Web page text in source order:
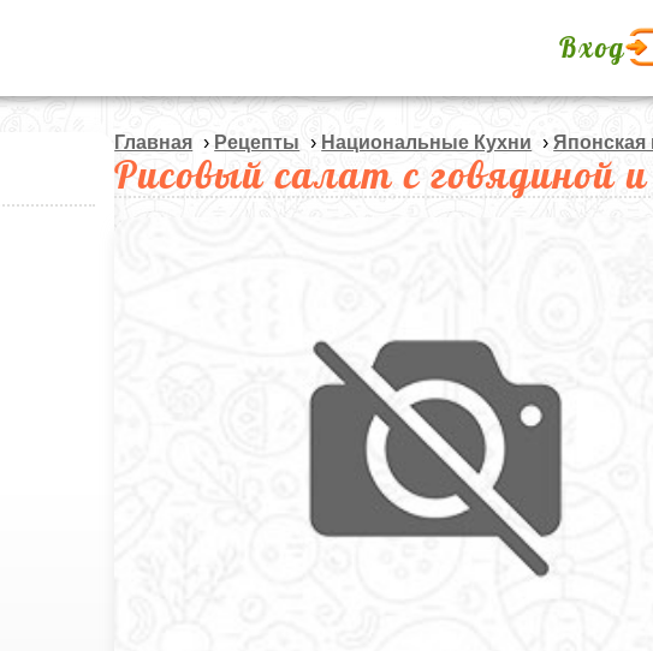
Вход
Главная › Рецепты › Национальные Кухни ›Японская
Рисовый салат с говядиной